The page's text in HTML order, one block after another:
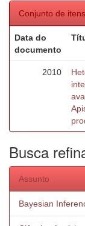
Conjunto de
Data do
documento
2010
Busca
Assunto
Bayesian